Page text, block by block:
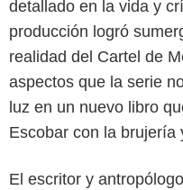
detallado en la vida y
producción logró
realidad del Cartel de
aspectos que la serie
luz en un nuevo libro
Escobar con la brujería
El escritor y